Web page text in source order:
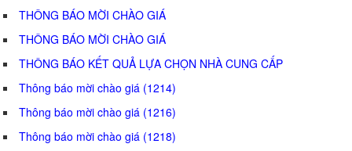
THÔNG BÁO MỜI CHÀO GIÁ
THÔNG BÁO MỜI CHÀO GIÁ
THÔNG BÁO KẾT QUẢ LỰA CHỌN NHÀ CUNG CẤP
Thông báo mời chào giá (1214)
Thông báo mời chào giá (1216)
Thông báo mời chào giá (1218)